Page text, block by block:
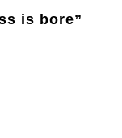
is bore”